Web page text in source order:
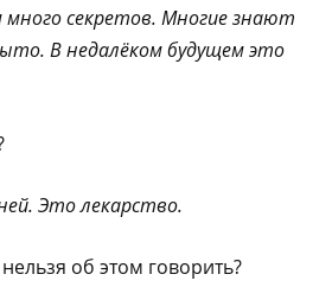
секретов. Многие знают
В недалёком будущем это
Это лекарство.
об этом говорить?